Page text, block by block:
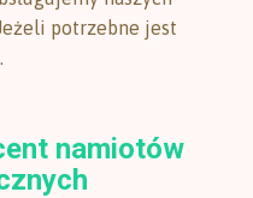
potrzebne jest
namiotów